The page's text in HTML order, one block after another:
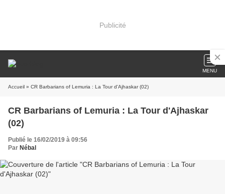
Publicité
MENU
Accueil » CR Barbarians of Lemuria : La Tour d'Ajhaskar (02)
CR Barbarians of Lemuria : La Tour d'Ajhaskar
(02)
Publié le 16/02/2019 à 09:56
Par Nébal